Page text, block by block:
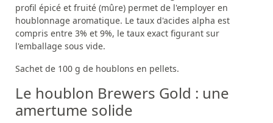
profil épicé et fruité (mûre) permet de l'employer en
houblonnage aromatique. Le taux d'acides alpha est
compris entre 3% et 9%, le taux exact figurant sur
l'emballage sous vide.
Sachet de 100 g de houblons en pellets.
Le houblon Brewers Gold : une
amertume solide